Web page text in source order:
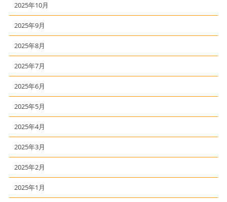
2025年10月
2025年9月
2025年8月
2025年7月
2025年6月
2025年5月
2025年4月
2025年3月
2025年2月
2025年1月